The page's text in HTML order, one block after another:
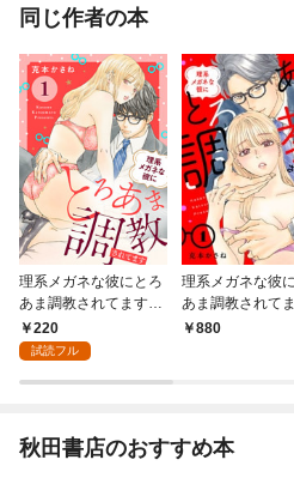
同じ作者の本
理系メガネな彼にとろ
あま調教されてます
1 220
試読フル
理系メガネな彼
あま調教されて
【電子単行本】
880
秋田書店のおすすめ本